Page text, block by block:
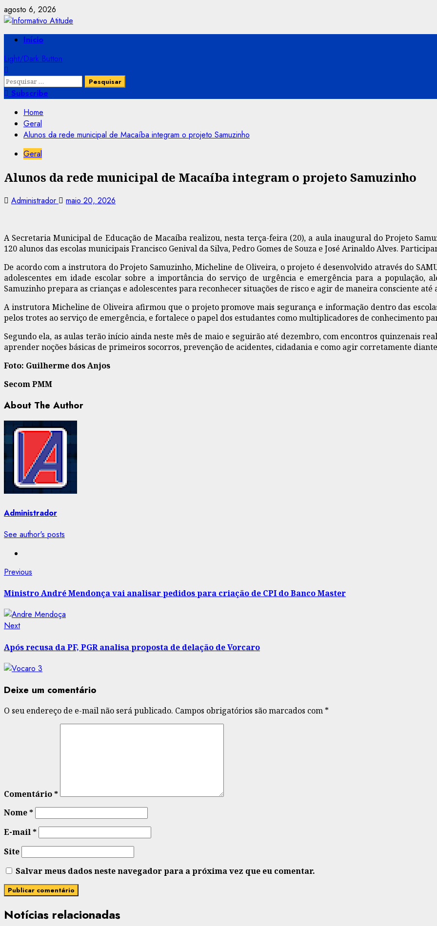
Skip
to
content
agosto 6, 2026
PrimaryInício
Light/Dark Button
Pesquisar
por:Subscribe
Home
Geral
Alunos da rede municipal de Macaíba integram o projeto Samuzinho
Geral
Alunos da rede municipal de Macaíba integram o projeto Samuzinho
Administrador maio 20, 2026
A Secretaria Municipal de Educação de Macaíba realizou, nesta terça-feira (20), a aula inaugural do Projeto
120 alunos das escolas municipais Francisco Genival da Silva, Pedro Gomes de Souza e José Arinaldo Alves.
De acordo com a instrutora do Projeto Samuzinho, Micheline de Oliveira, o projeto é desenvolvido através do
adolescentes em idade escolar sobre a importância do serviço de urgência e emergência para a população,
Samuzinho prepara as crianças e adolescentes para reconhecer situações de risco e agir de maneira consciente até
A instrutora Micheline de Oliveira afirmou que o projeto promove mais segurança e informação dentro das
pelos trotes ao serviço de emergência, e fortalece o papel dos estudantes como multiplicadores de conhecimento
Segundo ela, as aulas terão início ainda neste mês de maio e seguirão até dezembro, com encontros quinzenais
aprender noções básicas de primeiros socorros, prevenção de acidentes, cidadania e como agir corretamente
Foto: Guilherme dos Anjos
Secom PMM
About The Author
Administrador
See author's posts
Post
navigation
Previous
Ministro André Mendonça vai analisar pedidos para criação de CPI do Banco Master
NextNext
Após recusa da PF, PGR analisa proposta de delação de Vorcaro
Deixe um comentário
O seu endereço de e-mail não será publicado. Campos obrigatórios são marcados com *
Comentário*
Nome*
E-mail*
Site
Salvar meus dados neste navegador para a próxima vez que eu comentar.
Notícias relacionadas